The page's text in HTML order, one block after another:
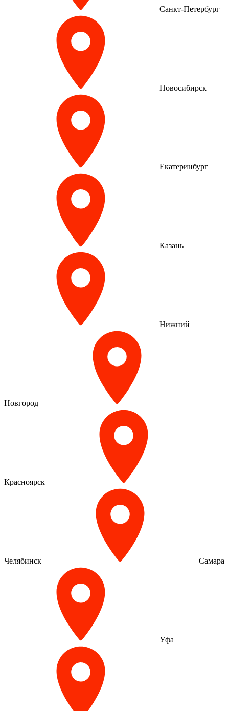
Санкт-Петербург
Новосибирск
Екатеринбург
Казань
Нижний
Новгород
Красноярск
Челябинск Самара
Уфа